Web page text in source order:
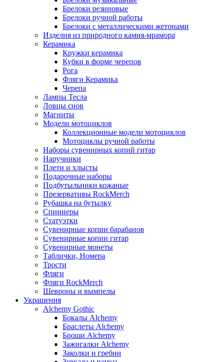
Брелоки резиновые
Брелоки ручной работы
Брелоки с металлическими жетонами
Изделия из природного камня-мрамора
Керамика
Кружки керамика
Кубки в форме черепов
Рога
Фляги Керамика
Черепа
Лампы Тесла
Ловцы снов
Магниты
Модели мотоциклов
Коллекционные модели мотоциклов
Мотоциклы ручной работы
Наборы сувенирных копий гитар
Наручники
Плети и хлысты
Подарочные наборы
Подбутыльники кожаные
Презервативы RockMerch
Рубашка на бутылку
Спиннеры
Статуэтки
Сувенирные копии барабанов
Сувенирные копии гитар
Сувенирные монеты
Таблички, Номера
Трости
Фляги
Фляги RockMerch
Шевроны и вымпелы
Украшения
Alchemy Gothic
Бокалы Alchemy
Браслеты Alchemy
Броши Alchemy
Зажигалки Alchemy
Заколки и гребни